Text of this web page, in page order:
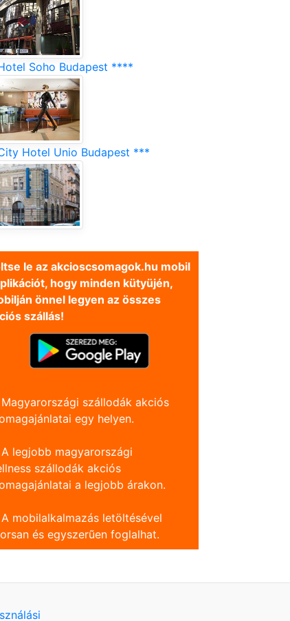
Soho Budapest ****
Hotel Unio Budapest ***
le az akcioscsomagok.hu mobil
hogy minden kütyüjén,
önnel legyen az összes
szállás!
Magyarországi szállodák akciós
egy helyen.
A legjobb magyarországi
szállodák akciós
a legjobb árakon.
A mobilalkalmazás letöltésével
és egyszerũen foglalhat.